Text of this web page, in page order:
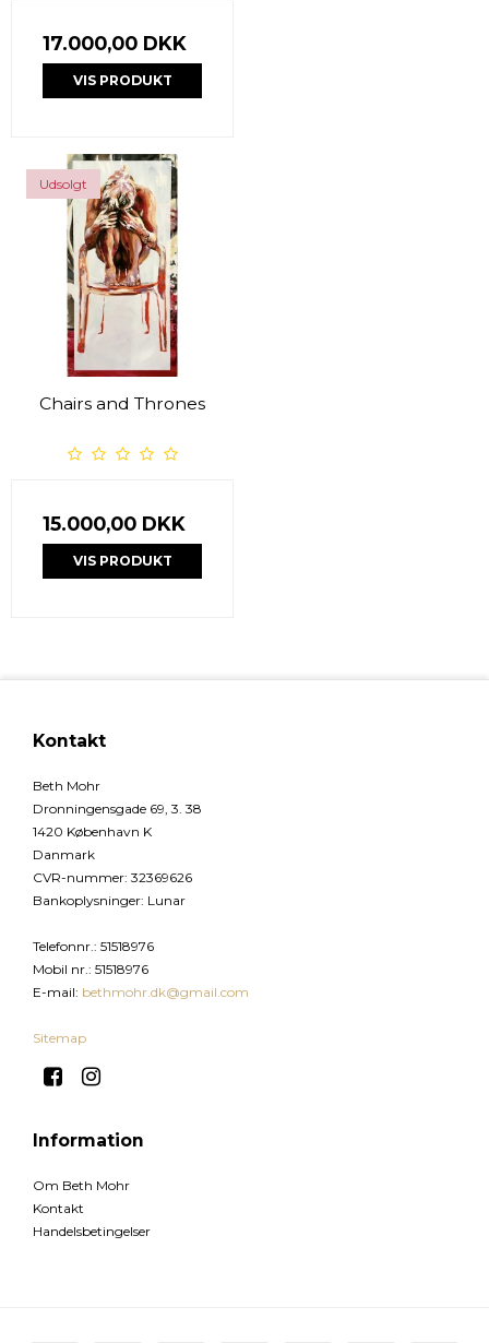
17.000,00 DKK
VIS PRODUKT
Udsolgt
Chairs and Thrones
15.000,00 DKK
VIS PRODUKT
Kontakt
Beth Mohr
Dronningensgade 69, 3. 38
1420 København K
Danmark
CVR-nummer: 32369626
Bankoplysninger: Lunar
Telefonnr.: 51518976
Mobil nr.: 51518976
E-mail: bethmohr.dk@gmail.com
Sitemap
Information
Om Beth Mohr
Kontakt
Handelsbetingelser